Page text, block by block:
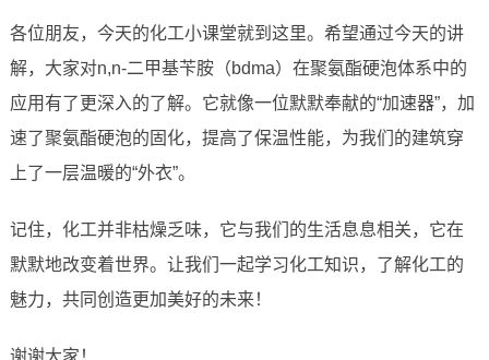
各位朋友，今天的化工小课堂就到这里。希望通过今天的讲
解，大家对n,n-二甲基苄胺（bdma）在聚氨酯硬泡体系中的
应用有了更深入的了解。它就像一位默默奉献的“加速器”，加
速了聚氨酯硬泡的固化，提高了保温性能，为我们的建筑穿
上了一层温暖的“外衣”。
记住，化工并非枯燥乏味，它与我们的生活息息相关，它在
默默地改变着世界。让我们一起学习化工知识，了解化工的
魅力，共同创造更加美好的未来！
谢谢大家！